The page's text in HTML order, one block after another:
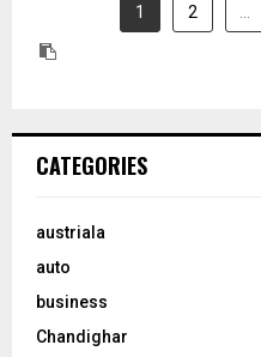
1 2
CATEGORIES
austriala
auto
business
Chandighar